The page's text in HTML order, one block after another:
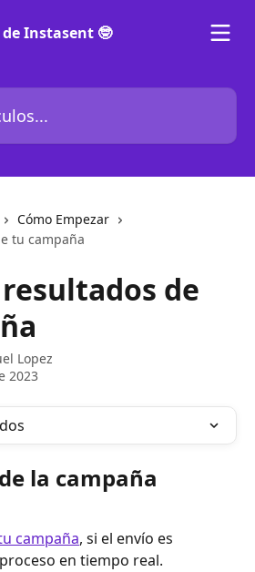
Cómo Empezar
tu campaña
de
Lopez
2023
la campaña
campaña, si el envío es
en tiempo real.